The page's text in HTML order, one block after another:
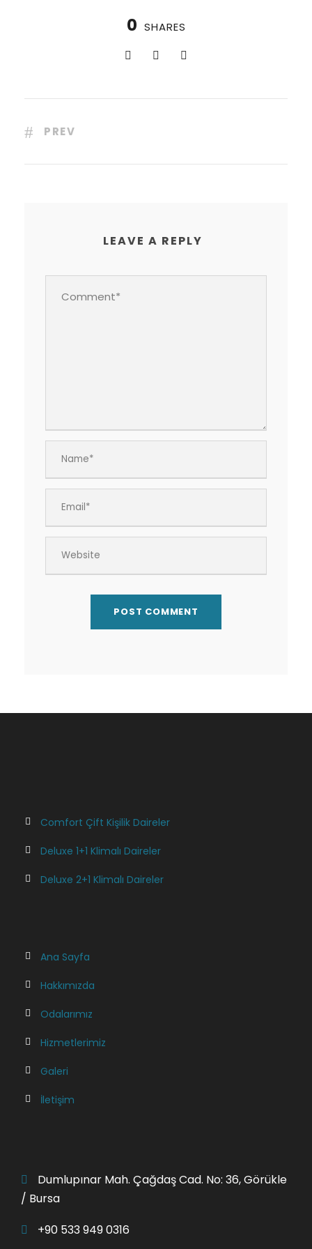
0 SHARES
PREV
LEAVE A REPLY
Comfort Çift Kişilik Daireler
Deluxe 1+1 Klimalı Daireler
Deluxe 2+1 Klimalı Daireler
Ana Sayfa
Hakkımızda
Odalarımız
Hizmetlerimiz
Galeri
İletişim
Dumlupınar Mah. Çağdaş Cad. No: 36, Görükle
/ Bursa
+90 533 949 0316